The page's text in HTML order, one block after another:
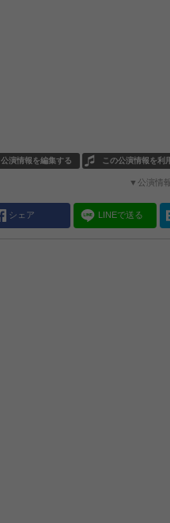
この公演情報を利
公演情報を編集する
▼公演情
シェア LINEで送る